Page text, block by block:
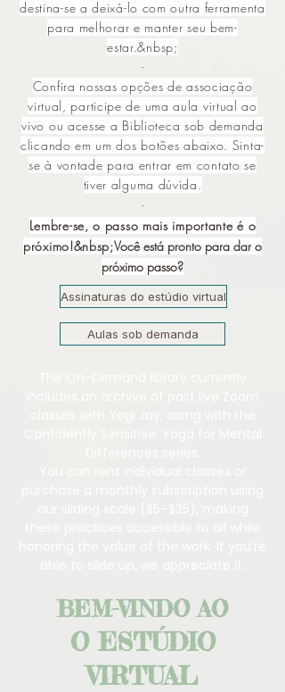
destina-se a deixá-lo com outra ferramenta
para melhorar e manter seu bem-
estar.&nbsp;
-
Confira nossas opções de associação
virtual, participe de uma aula virtual ao
vivo ou acesse a Biblioteca sob demanda
clicando em um dos botões abaixo. Sinta-
se à vontade para entrar em contato se
tiver alguma dúvida.
-
Lembre-se, o passo mais importante é o
próximo!&nbsp;Você está pronto para dar o
próximo passo?
Assinaturas do estúdio virtual
Aulas sob demanda
BEM-VINDO AO
O ESTÚDIO
VIRTUAL